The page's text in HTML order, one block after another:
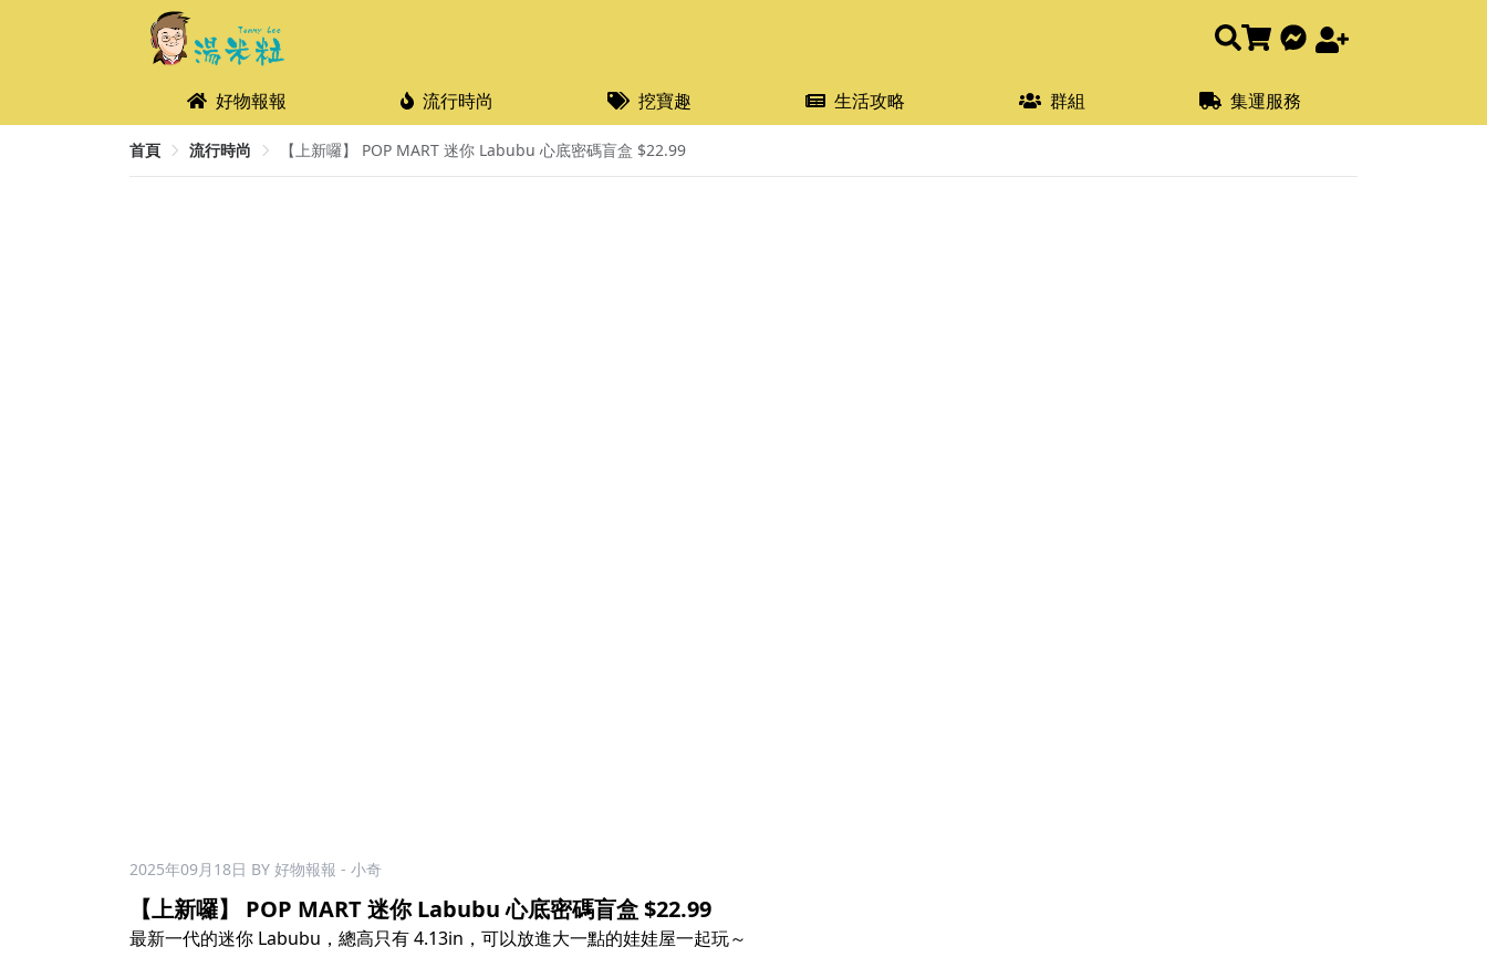
好物報報 流行時尚 挖寶趣 生活攻略 群組 集運服務
首頁 流行時尚 【上新囉】 POP MART 迷你 Labubu 心底密碼盲盒 $22.99
2025年09月18日 BY 好物報報 - 小奇
【上新囉】 POP MART 迷你 Labubu 心底密碼盲盒 $22.99
最新一代的迷你 Labubu，總高只有 4.13in，可以放進大一點的娃娃屋一起玩～